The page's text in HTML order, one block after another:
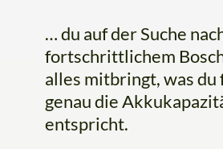
… du auf der Suche
fortschrittlichem
alles mitbringt, was
genau die
entspricht.